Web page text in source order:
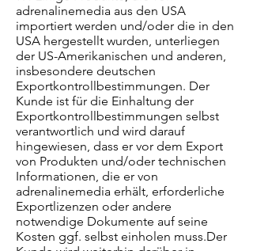
adrenalinemedia aus den USA
importiert werden und/oder die in den
USA hergestellt wurden, unterliegen
der US-Amerikanischen und anderen,
insbesondere deutschen
Exportkontrollbestimmungen. Der
Kunde ist für die Einhaltung der
Exportkontrollbestimmungen selbst
verantwortlich und wird darauf
hingewiesen, dass er vor dem Export
von Produkten und/oder technischen
Informationen, die er von
adrenalinemedia erhält, erforderliche
Exportlizenzen oder andere
notwendige Dokumente auf seine
Kosten ggf. selbst einholen muss.Der